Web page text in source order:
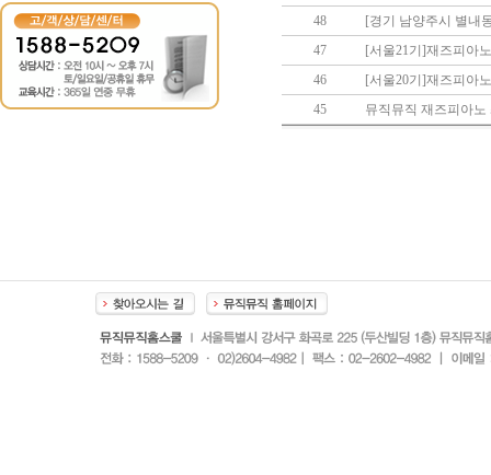
48
[경기 남양주시 별내
47
[서울21기]재즈피아
46
[서울20기]재즈피아
45
뮤직뮤직 재즈피아노